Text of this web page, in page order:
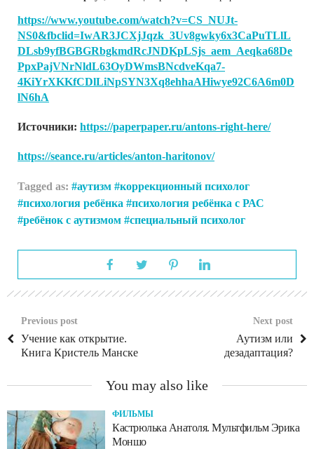
https://www.youtube.com/watch?v=CS_NUJt-
NS0&fbclid=IwAR3JCXjJqzk_3Uv8gwky6x3CaPuTLlL
DLsb9yfBGBGRbgkmdRcJNDKpLSjs_aem_Aeqka68De
PpxPajVNrNldL63OyDWmsBNcdveKqa7-
4KiYrXKKfCDlLiNpSYN3Xq8ehhaAHiwye92C6A6m0D
lN6hA
Источники: https://paperpaper.ru/antons-right-here/
https://seance.ru/articles/anton-haritonov/
Tagged as: аутизм
коррекционный психолог
психология ребёнка
психология ребёнка с РАС
ребёнок с аутизмом
специальный психолог
Previous post
Учение как открытие.
Книга Кристель Манске
Next post
Аутизм или
дезадаптация?
You may also like
ФИЛЬМЫ
Кастрюлька Анатоля. Мультфильм Эрика
Моншо